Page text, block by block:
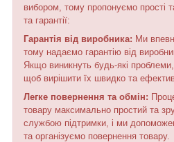
вибором, тому пропонуємо прості
та гарантії:
Гарантія від виробника: Ми
тому надаємо гарантію від
Якщо виникнуть будь-які
щоб вирішити їх швидко та
Легке повернення та обмін:
товару максимально простий та
службою підтримки, і ми
та організуємо повернення товару.